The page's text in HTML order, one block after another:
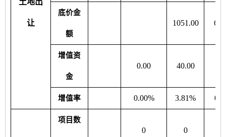
让
底价金
额
1051.00
增值资
金
0.00 40.00
增值率 0.00% 3.81%
项目数
0 0